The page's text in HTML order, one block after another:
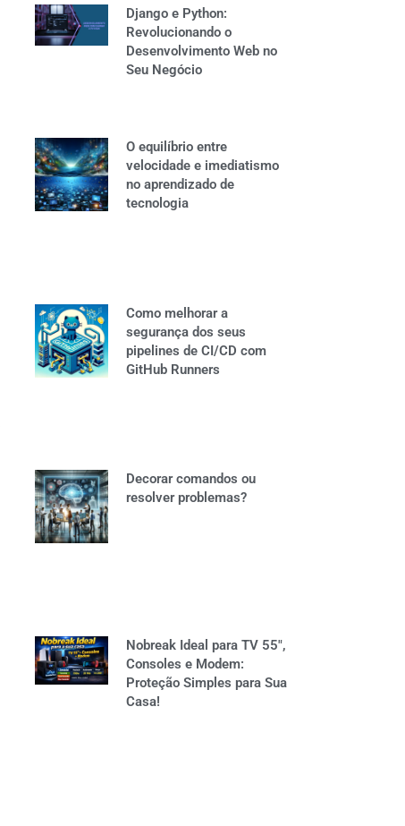
Django e Python:
Revolucionando o
Desenvolvimento Web no
Seu Negócio
O equilíbrio entre
velocidade e imediatismo
no aprendizado de
tecnologia
Como melhorar a
segurança dos seus
pipelines de CI/CD com
GitHub Runners
Decorar comandos ou
resolver problemas?
Nobreak Ideal para TV 55″,
Consoles e Modem:
Proteção Simples para Sua
Casa!